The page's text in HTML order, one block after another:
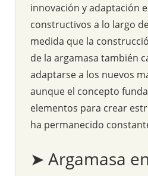
innovación y adaptación
constructivos a lo largo
medida que la
de la argamasa también
adaptarse a los nuevos
aunque el concepto
elementos para crear
ha permanecido
➤ Argamasa